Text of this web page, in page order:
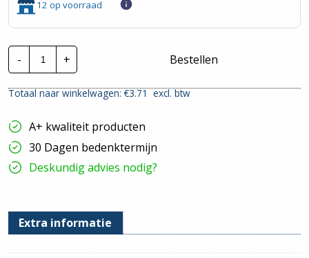
12 op voorraad
-
ABB
Inbouwdoos
2V
|
16/19mm
hoeveelheid
+ Bestellen
Totaal naar winkelwagen: €3.71excl. btw
A+ kwaliteit producten
30 Dagen bedenktermijn
Deskundig advies nodig?
Extra informatie